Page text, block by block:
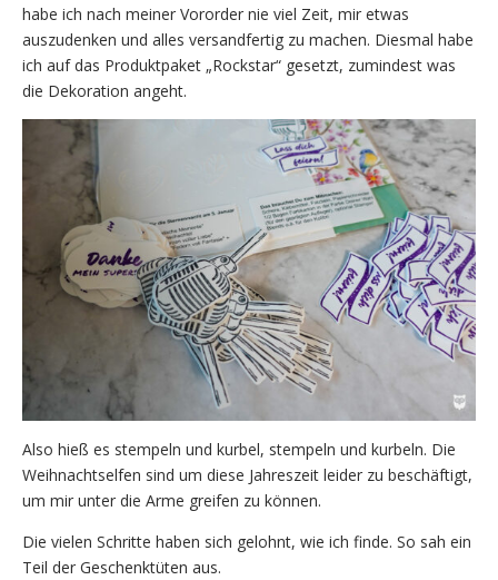
habe ich nach meiner Vororder nie viel Zeit, mir etwas
auszudenken und alles versandfertig zu machen. Diesmal habe
ich auf das Produktpaket „Rockstar“ gesetzt, zumindest was
die Dekoration angeht.
Also hieß es stempeln und kurbel, stempeln und kurbeln. Die
Weihnachtselfen sind um diese Jahreszeit leider zu beschäftigt,
um mir unter die Arme greifen zu können.
Die vielen Schritte haben sich gelohnt, wie ich finde. So sah ein
Teil der Geschenktüten aus.